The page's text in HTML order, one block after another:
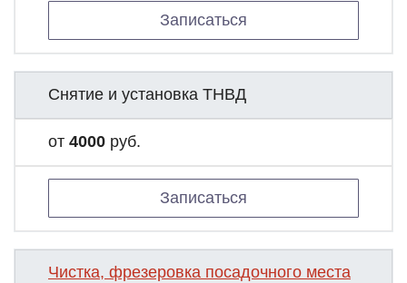
Записаться
Снятие и установка ТНВД
от 4000 руб.
Записаться
Чистка, фрезеровка посадочного места